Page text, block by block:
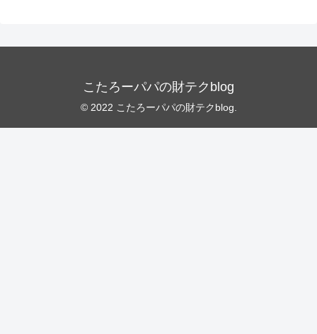
こたろーパパの財テクblog
© 2022 こたろーパパの財テクblog.